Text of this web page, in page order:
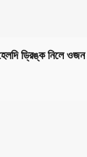
ড্রিঙ্ক নিলে